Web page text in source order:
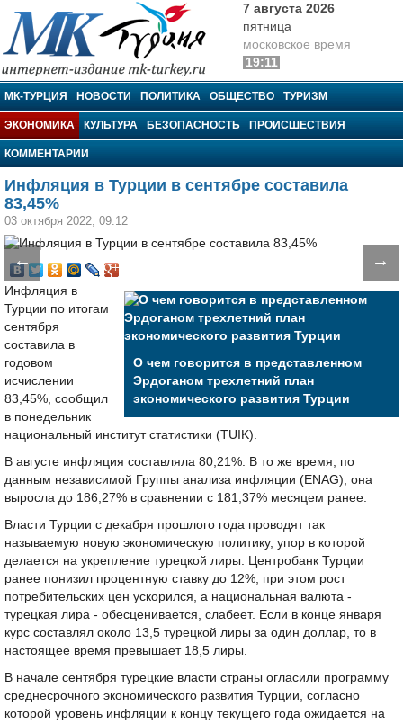
МК-Турция
7 августа 2026
пятница
московское время
19:11
МК-ТУРЦИЯ НОВОСТИ ПОЛИТИКА ОБЩЕСТВО ТУРИЗМ
ЭКОНОМИКА КУЛЬТУРА БЕЗОПАСНОСТЬ ПРОИСШЕСТВИЯ
КОММЕНТАРИИ
Инфляция в Турции в сентябре составила
83,45%
03 октября 2022, 09:12
← →
О чем говорится в представленном
Эрдоганом трехлетний план
экономического развития Турции
Инфляция в
Турции по итогам
сентября
составила в
годовом
исчислении
83,45%, сообщил
в понедельник
национальный институт статистики (ТUIK).
В августе инфляция составляла 80,21%. В то же время, по
данным независимой Группы анализа инфляции (ENAG), она
выросла до 186,27% в сравнении с 181,37% месяцем ранее.
Власти Турции с декабря прошлого года проводят так
называемую новую экономическую политику, упор в которой
делается на укрепление турецкой лиры. Центробанк Турции
ранее понизил процентную ставку до 12%, при этом рост
потребительских цен ускорился, а национальная валюта -
турецкая лира - обесценивается, слабеет. Если в конце января
курс составлял около 13,5 турецкой лиры за один доллар, то в
настоящее время превышает 18,5 лиры.
В начале сентября турецкие власти страны огласили программу
среднесрочного экономического развития Турции, согласно
которой уровень инфляции к концу текущего года ожидается на